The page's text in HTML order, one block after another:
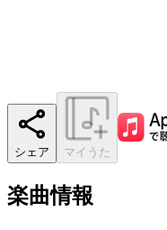
シェア マイうた
楽曲情報